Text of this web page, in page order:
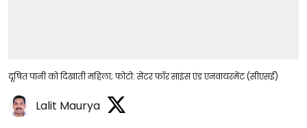
दूषित पानी को दिखाती महिला; फोटो: सेंटर फॉर साइंस एंड एनवायरमेंट (सीएसई)
Lalit Maurya